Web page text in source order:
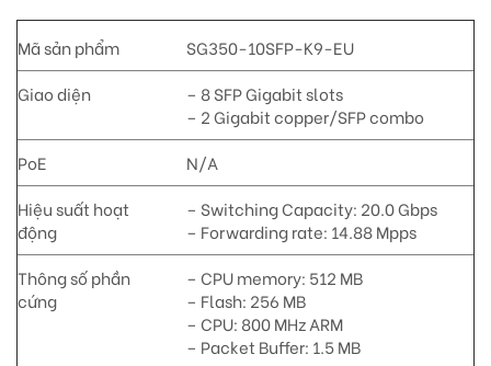
Mã sản phẩm
SG350-10SFP-K9-EU
Giao diện
– 8 SFP Gigabit slots
– 2 Gigabit copper/SFP combo
PoE
N/A
Hiệu suất hoạt
động
– Switching Capacity: 20.0 Gbps
– Forwarding rate: 14.88 Mpps
Thông số phần
cứng
– CPU memory: 512 MB
– Flash: 256 MB
– CPU: 800 MHz ARM
– Packet Buffer: 1.5 MB